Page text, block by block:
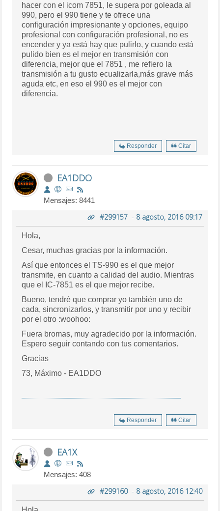
hacer con el icom 7851, le supera por goleada al
990, pero el 990 tiene y te ofrece una
configuración impresionante y opciones, equipo
profesional con configuración profesional, no es
encender y ya está hay que pulirlo, y cuando está
pulido bien es el mejor en transmisión con
diferencia, mejor que el 7851 , me refiero la
transmisión a tu gusto ecualizarla,más grave más
aguda etc, en eso el 990 es el mejor con
diferencia.
Responder Citar
EA1DDO
Mensajes: 8441
#299157- 8 agosto, 2016 09:17
Hola,
Cesar, muchas gracias por la información.
Así que entonces el TS-990 es el que mejor
transmite, en cuanto a calidad del audio. Mientras
que el IC-7851 es el que mejor recibe.
Bueno, tendré que comprar yo también uno de
cada, sincronizarlos, y transmitir por uno y recibir
por el otro :woohoo:
Fuera bromas, muy agradecido por la información.
Espero seguir contando con tus comentarios.
Gracias
73, Máximo - EA1DDO
Responder Citar
EA1X
Mensajes: 408
#299160- 8 agosto, 2016 12:40